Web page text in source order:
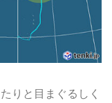
りと目まぐるしく